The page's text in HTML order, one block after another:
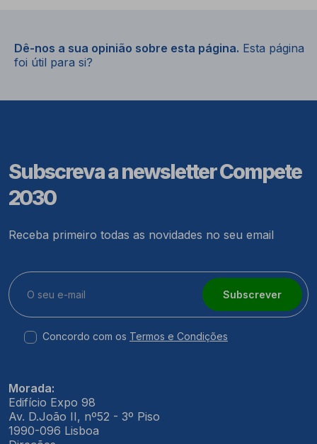
Dê-nos a sua opinião sobre esta página. Esta página
foi útil para si?
Subscreva a newsletter Compete
2030
Receba primeiro todas as novidades no seu email
Subscrever
Concordo com os Termos e Condições
Morada:
Edifício Expo 98
Av. D.João II, nº52 - 3º Piso
1990-096 Lisboa